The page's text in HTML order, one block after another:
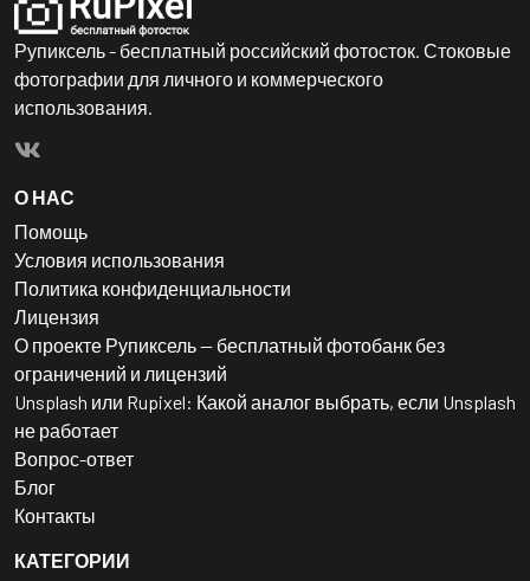
Рупиксель - бесплатный российский фотосток. Стоковые
фотографии для личного и коммерческого
использования.
О НАС
Помощь
Условия использования
Политика конфиденциальности
Лицензия
О проекте Рупиксель — бесплатный фотобанк без
ограничений и лицензий
Unsplash или Rupixel: Какой аналог выбрать, если Unsplash
не работает
Вопрос-ответ
Блог
Контакты
КАТЕГОРИИ